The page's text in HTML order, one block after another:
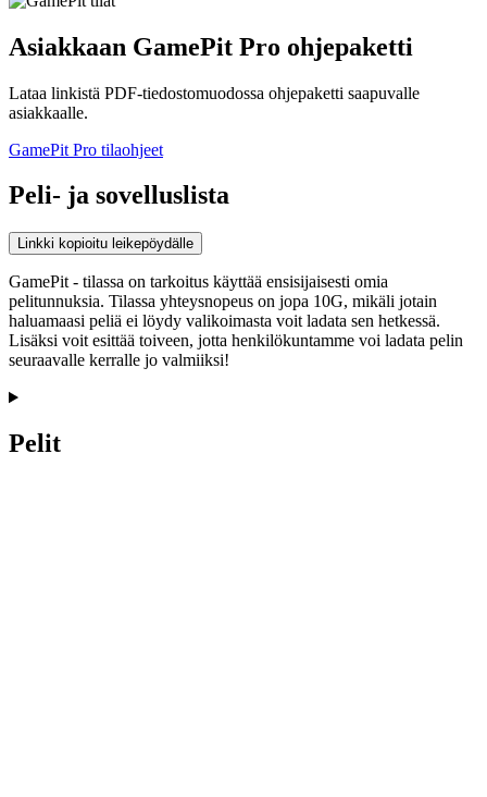
Asiakkaan GamePit Pro ohjepaketti
Lataa linkistä PDF-tiedostomuodossa ohjepaketti saapuvalle
asiakkaalle.
GamePit Pro tilaohjeet
Peli- ja sovelluslista
Linkki kopioitu leikepöydälle
GamePit - tilassa on tarkoitus käyttää ensisijaisesti omia
pelitunnuksia. Tilassa yhteysnopeus on jopa 10G, mikäli jotain
haluamaasi peliä ei löydy valikoimasta voit ladata sen hetkessä.
Lisäksi voit esittää toiveen, jotta henkilökuntamme voi ladata pelin
seuraavalle kerralle jo valmiiksi!
Pelit